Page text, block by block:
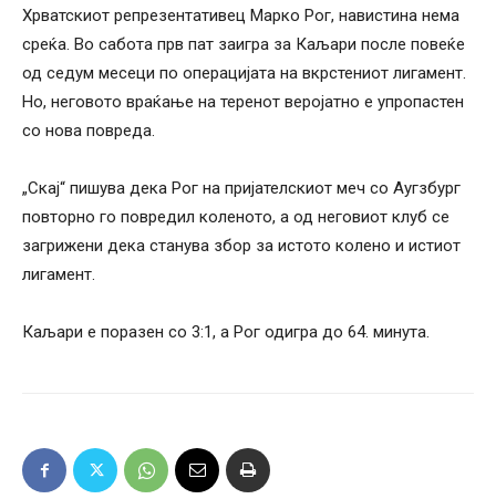
Хрватскиот репрезентативец Марко Рог, навистина нема
среќа. Во сабота прв пат заигра за Каљари после повеќе
од седум месеци по операцијата на вкрстениот лигамент.
Но, неговото враќање на теренот веројатно е упропастен
со нова повреда.
„Скај“ пишува дека Рог на пријателскиот меч со Аугзбург
повторно го повредил коленото, а од неговиот клуб се
загрижени дека станува збор за истото колено и истиот
лигамент.
Каљари е поразен со 3:1, а Рог одигра до 64. минута.